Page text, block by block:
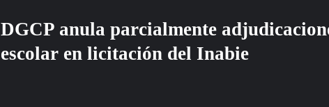
DGCP anula parcialmente
escolar en licitación del Inabie